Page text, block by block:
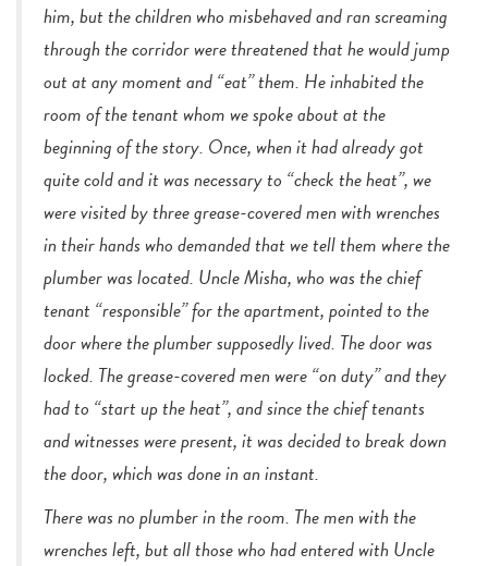
him, but the children who misbehaved and ran screaming
through the corridor were threatened that he would jump
out at any moment and “eat” them. He inhabited the
room of the tenant whom we spoke about at the
beginning of the story. Once, when it had already got
quite cold and it was necessary to “check the heat”, we
were visited by three grease-covered men with wrenches
in their hands who demanded that we tell them where the
plumber was located. Uncle Misha, who was the chief
tenant “responsible” for the apartment, pointed to the
door where the plumber supposedly lived. The door was
locked. The grease-covered men were “on duty” and they
had to “start up the heat”, and since the chief tenants
and witnesses were present, it was decided to break down
the door, which was done in an instant.
There was no plumber in the room. The men with the
wrenches left, but all those who had entered with Uncle